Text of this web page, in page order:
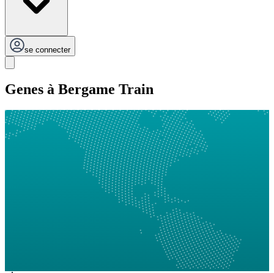
se connecter
Genes à Bergame Train